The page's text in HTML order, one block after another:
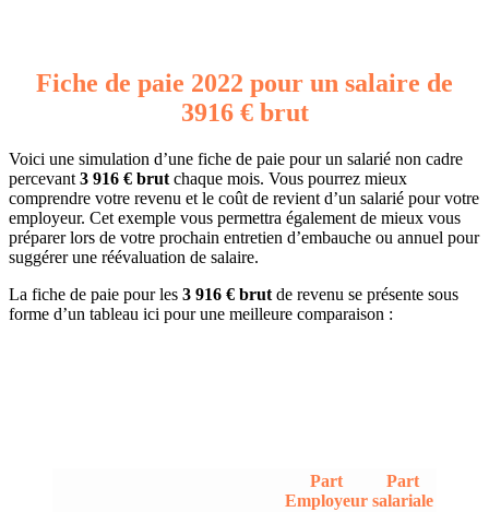
Fiche de paie 2022 pour un salaire de
3916 € brut
Voici une simulation d’une fiche de paie pour un salarié non cadre
percevant 3 916 € brut chaque mois. Vous pourrez mieux
comprendre votre revenu et le coût de revient d’un salarié pour votre
employeur. Cet exemple vous permettra également de mieux vous
préparer lors de votre prochain entretien d’embauche ou annuel pour
suggérer une réévaluation de salaire.
La fiche de paie pour les 3 916 € brut de revenu se présente sous
forme d’un tableau ici pour une meilleure comparaison :
Part
Employeur
Part
salariale